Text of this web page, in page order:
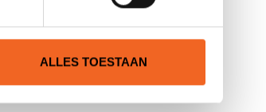
ALLES TOESTAAN